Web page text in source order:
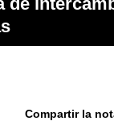
Compartir la